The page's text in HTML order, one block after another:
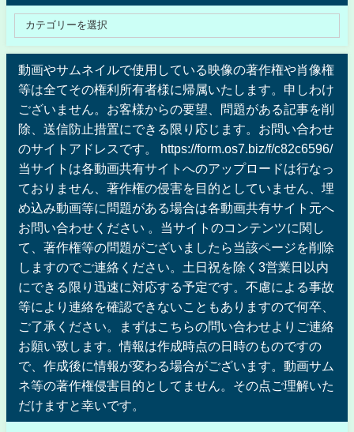
動画やサムネイルで使用している映像の著作権や肖像権
等は全てその権利所有者様に帰属いたします。申しわけ
ございません。お客様からの要望、問題がある記事を削
除、送信防止措置にできる限り応じます。お問い合わせ
のサイトアドレスです。 https://form.os7.biz/f/c82c6596/
当サイトは各動画共有サイトへのアップロードは行なっ
ておりません、著作権の侵害を目的としていません、埋
め込み動画等に問題がある場合は各動画共有サイト元へ
お問い合わせください 。当サイトのコンテンツに関し
て、著作権等の問題がございましたら当該ページを削除
しますのでご連絡ください。土日祝を除く3営業日以内
にできる限り迅速に対応する予定です。不慮による事故
等により連絡を確認できないこともありますので何卒、
ご了承ください。まずはこちらの問い合わせよりご連絡
お願い致します。情報は作成時点の日時のものですの
で、作成後に情報が変わる場合がございます。動画サム
ネ等の著作権侵害目的としてません。その点ご理解いた
だけますと幸いです。